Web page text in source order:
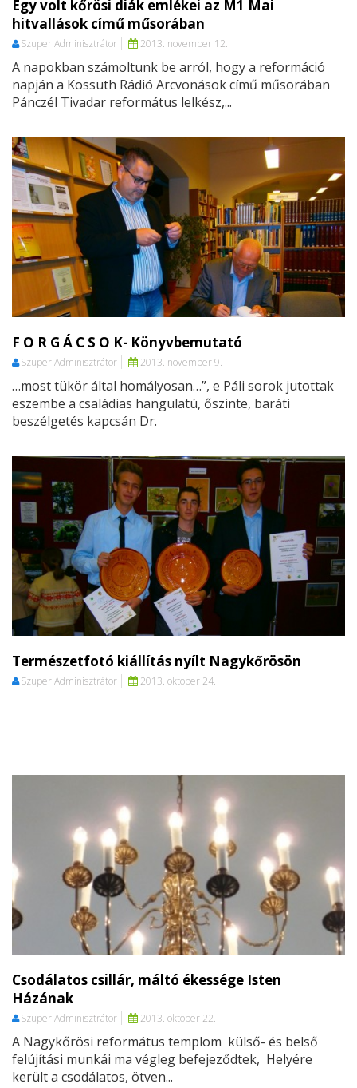
Egy volt kőrösi diák emlékei az M1 Mai
hitvallások című műsorában
Szuper Adminisztrátor 2013. november 12.
A napokban számoltunk be arról, hogy a reformáció
napján a Kossuth Rádió Arcvonások című műsorában
Pánczél Tivadar református lelkész,...
F O R G Á C S O K- Könyvbemutató
Szuper Adminisztrátor 2013. november 9.
…most tükör által homályosan…”, e Páli sorok jutottak
eszembe a családias hangulatú, őszinte, baráti
beszélgetés kapcsán Dr.
Természetfotó kiállítás nyílt Nagykőrösön
Szuper Adminisztrátor 2013. oktober 24.
Csodálatos csillár, máltó ékessége Isten
Házának
Szuper Adminisztrátor 2013. oktober 22.
A Nagykőrösi református templom külső- és belső
felújítási munkái ma végleg befejeződtek, Helyére
került a csodálatos, ötven...